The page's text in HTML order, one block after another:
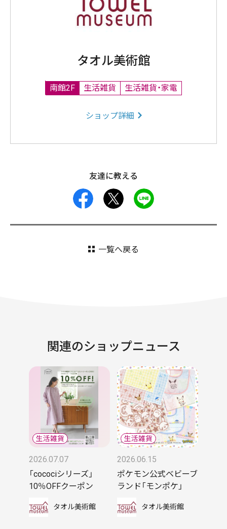
タオル美術館
南館2F 生活雑貨 生活雑貨・家電
ショップ詳細
友達に教える
facebook
一覧へ戻る
関連のショップニュース
2026.07.07
「cocociシリーズ」
10％OFFクーポン
タオル美術館
2026.06.15
ポケモン公式ベビーブ
ランド「モンポケ」
タオル美術館